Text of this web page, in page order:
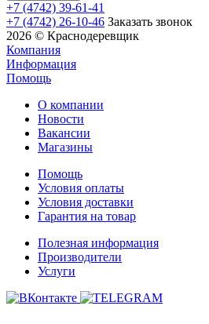
+7 (4742) 39-61-41
+7 (4742) 26-10-46 Заказать звонок
2026 © Краснодеревщик
Компания
Информация
Помощь
О компании
Новости
Вакансии
Магазины
Помощь
Условия оплаты
Условия доставки
Гарантия на товар
Полезная информация
Производители
Услуги